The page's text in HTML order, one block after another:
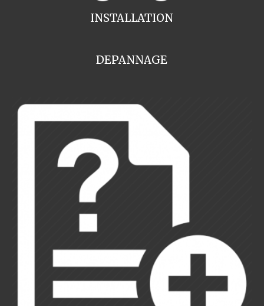
INSTALLATION
DEPANNAGE